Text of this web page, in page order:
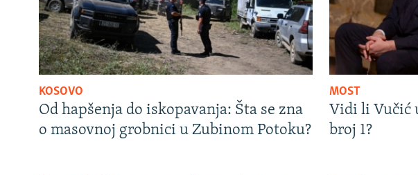
KOSOVO
Od hapšenja do iskopavanja: Šta se zna
o masovnoj grobnici u Zubinom Potoku?
MOST
Vidi li Vučić
broj 1?